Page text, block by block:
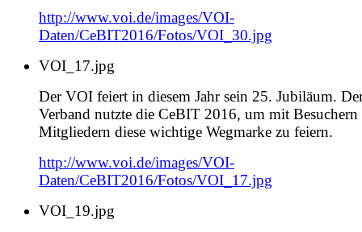
http://www.voi.de/images/VOI-
Daten/CeBIT2016/Fotos/VOI_30.jpg
VOI_17.jpg
Der VOI feiert in diesem Jahr sein 25. Jubiläum.
Verband nutzte die CeBIT 2016, um mit Besuchern
Mitgliedern diese wichtige Wegmarke zu feiern.
http://www.voi.de/images/VOI-
Daten/CeBIT2016/Fotos/VOI_17.jpg
VOI_19.jpg